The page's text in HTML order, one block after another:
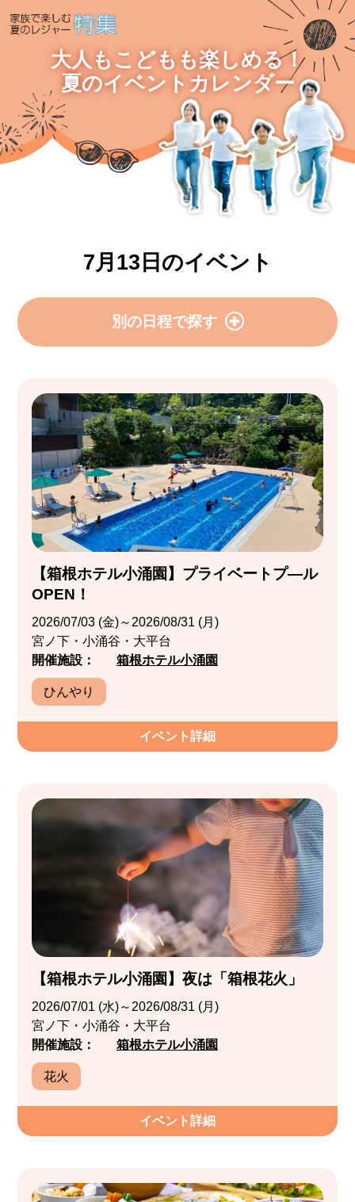
大人もこどもも楽しめる！
夏のイベントカレンダー
7月13日のイベント
別の日程で探す
【箱根ホテル小涌園】プライベートプ―ル
OPEN！
2026/07/03 (金)～2026/08/31 (月)
宮ノ下・小涌谷・大平台
開催施設：
箱根ホテル小涌園
ひんやり
イベント詳細
【箱根ホテル小涌園】夜は「箱根花火」
2026/07/01 (水)～2026/08/31 (月)
宮ノ下・小涌谷・大平台
開催施設：
箱根ホテル小涌園
花火
イベント詳細